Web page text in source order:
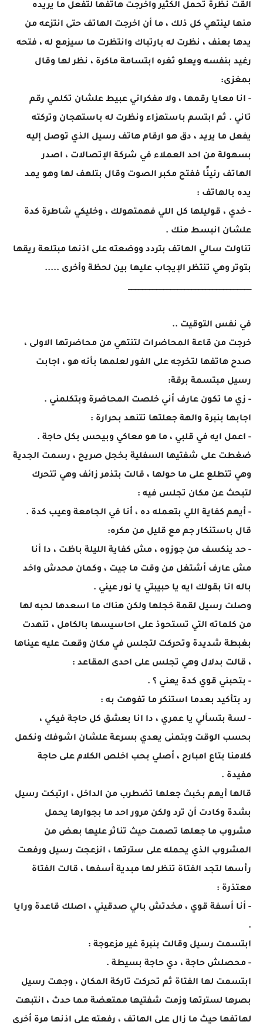
القت نظرة تحمل الكثير واخرجت هاتفها لتفعل ما يريده
منها لينتهي كل ذلك ، ما أن اخرجت الهاتف حتى انتزعه من
يدها بعنف ، نظرت له بارتباك وانتظرت ما سيزمع له ، فتحه
رغيد بنفسه ويعلو ثغره ابتسامة ماكرة ، نظر لها وقال
بمغزى:
- انا معايا رقمها ، ولا مفكراني عبيط علشان تكلمي رقم
تاني . ثم ابتسم باستهزاء ونظرت له باستهجان وتركته
يفعل ما يريد ، دق هو ارقام هاتف رسيل الذي توصل إليه
بسهولة من احد العملاء في شركة الإتصالات ، اصدر
الهاتف رنينًا ففتح مكبر الصوت وقال بتلهف لها وهو يمد
يده بالهاتف :
- خدي ، قوليلها كل اللي فهمتهولك ، وخليكي شاطرة كدة
علشان انبسط منك .
تناولت سالي الهاتف بتردد ووضعته على اذنها مبتلعة ريقها
بتوتر وهي تنتظر الإيجاب عليها بين لحظة وأخرى .....
___________________________________
في نفس التوقيت ..
خرجت من قاعة المحاضرات لتنتهي من محاضرتها الاولى ،
صدح هاتفها لتخرجه على الفور لعلمها بأنه هو ، اجابت
رسيل مبتسمة برقة:
- زي ما تكون عارف أني خلصت المحاضرة وبتكلمني .
اجابها بنبرة والهة جعلتها تتنهد بحرارة :
- اعمل ايه في قلبي ، ما هو معاكي وبيحس بكل حاجة .
ضغطت على شفتيها السفلية بخجل صريح ، رسمت الجدية
وهي تتطلع على ما حولها ، قالت بتذمر زائف وهي تتحرك
لتبحث عن مكان تجلس فيه :
- أيهم كفاية اللي بتعمله ده ، أنا في الجامعة وعيب كدة .
قال باستنكار جم مع قليل من مكره:
- حد ينكسف من جوزوه ، مش كفاية الليلة باظت ، دا أنا
مش عارف أشتغل من وقت ما جيت ، وكمان محدش واخد
باله انا بقولك ايه يا حبيبتي يا نور عيني .
وصلت رسيل لقمة خجلها ولكن هناك ما اسعدها لحبه لها
من كلماته التي تستحوذ على احاسيسها بالكامل ، تنهدت
بغبطة شديدة وتحركت لتجلس في مكان وقعت عليه عيناها
، قالت بدلال وهي تجلس على احدى المقاعد :
- بتحبني قوي كدة يعني ؟ .
رد بتأكيد بعدما استنكر ما تفوهت به :
- لسة بتسألي يا عمري ، دا انا بعشق كل حاجة فيكي ،
بحسب الوقت وبتمنى يعدي بسرعة علشان اشوفك ونكمل
كلامنا بتاع امبارح ، أصلي بحب اخلص الكلام على حاجة
مفيدة .
قالها أيهم بخبث جعلها تضطرب من الداخل ، ارتبكت رسيل
بشدة وكادت أن ترد ولكن مرور احد ما بجوارها يحمل
مشروب ما جعلها تصمت حيث تناثر عليها بعض من
المشروب الذي يحمله على سترتها ، انزعجت رسيل ورفعت
رأسها لتجد الفتاة تنظر لها مبدية أسفها ، قالت الفتاة
معتذرة :
- أنا أسفة قوي ، مخدتش بالي صدقيني ، اصلك قاعدة ورايا
.
ابتسمت رسيل وقالت بنبرة غير مزعوجة :
- محصلش حاجة ، دي حاجة بسيطة .
ابتسمت لها الفتاة ثم تحركت تاركة المكان ، وجهت رسيل
بصرها لسترتها وزمت شفتيها ممتعضة مما حدث ، انتبهت
لهاتفها حيث ما زال على الهاتف ، رفعته على اذنها مرة أخرى